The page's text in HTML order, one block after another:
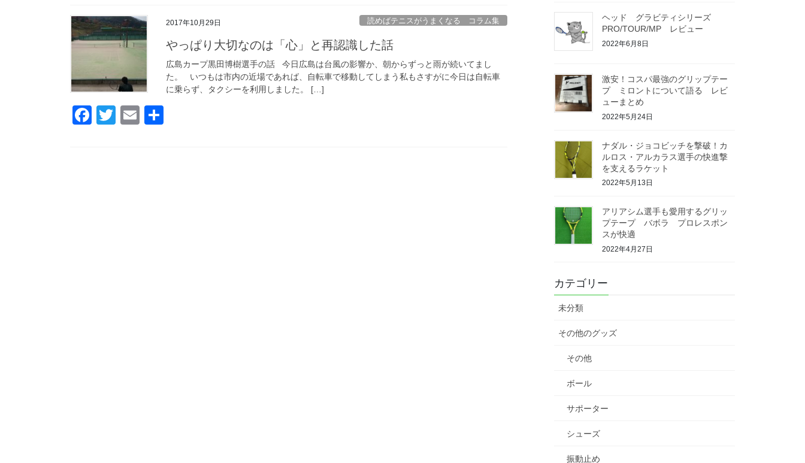
c
e
b
o
k
tt
er
ail
2017年10月29日 読めばテニスがうまくなる コラム集
やっぱり大切なのは「心」と再認識した話
広島カープ黒田博樹選手の話 今日広島は台風の影響か、朝からずっと雨が続いてまし
た。 いつもは市内の近場であれば、自転車で移動してしまう私もさすがに今日は自転車
に乗らず、タクシーを利用しました。 […]
F
T
E
ヘッド グラビティシリーズ
PRO/TOUR/MP レビュー
2022年6月8日
激安！コスパ最強のグリップテー
プ ミロントについて語る レビ
ューまとめ
2022年5月24日
ナダル・ジョコビッチを撃破！カ
ルロス・アルカラス選手の快進撃
を支えるラケット
2022年5月13日
アリアシム選手も愛用するグリッ
プテープ バボラ プロレスポン
スが快適
2022年4月27日
カテゴリー
未分類
その他のグッズ
その他
ボール
サポーター
シューズ
振動止め